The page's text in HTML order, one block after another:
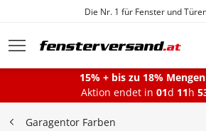
Zum Hauptinhalt
Fensterfabrik
Fenster
15% + bis zu 18%
Aktion endet in 01d 11h
Garagentor Farben